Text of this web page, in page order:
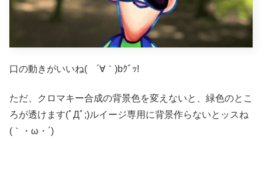
口の動きがいいね( ´∀｀)bｸﾞｯ!
ただ、クロマキー合成の背景色を変えないと、緑色のとこ
ろが透けます(ﾟДﾟ;)ルイージ専用に背景作らないとッスね
(｀・ω・´)